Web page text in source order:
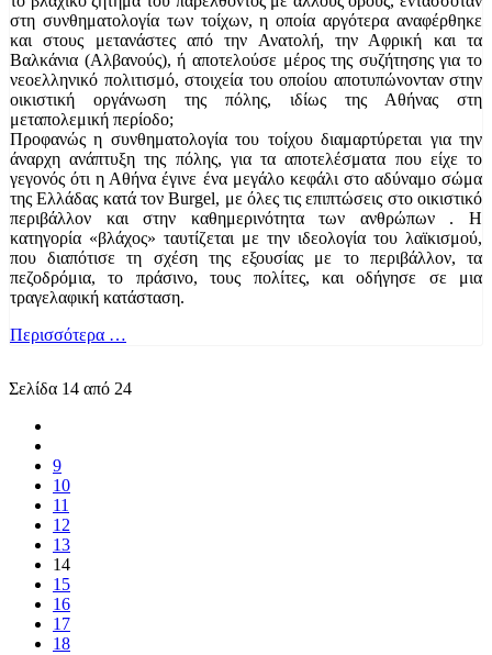
στη συνθηματολογία των τοίχων, η οποία αργότερα αναφέρθηκε
και στους μετανάστες από την Ανατολή, την Αφρική και τα
Βαλκάνια (Αλβανούς), ή αποτελούσε μέρος της συζήτησης για το
νεοελληνικό πολιτισμό, στοιχεία του οποίου αποτυπώνονταν στην
οικιστική οργάνωση της πόλης, ιδίως της Αθήνας στη
μεταπολεμική περίοδο;
Προφανώς η συνθηματολογία του τοίχου διαμαρτύρεται για την
άναρχη ανάπτυξη της πόλης, για τα αποτελέσματα που είχε το
γεγονός ότι η Αθήνα έγινε ένα μεγάλο κεφάλι στο αδύναμο σώμα
της Ελλάδας κατά τον Burgel, με όλες τις επιπτώσεις στο οικιστικό
περιβάλλον και στην καθημερινότητα των ανθρώπων . Η
κατηγορία «βλάχος» ταυτίζεται με την ιδεολογία του λαϊκισμού,
που διαπότισε τη σχέση της εξουσίας με το περιβάλλον, τα
πεζοδρόμια, το πράσινο, τους πολίτες, και οδήγησε σε μια
τραγελαφική κατάσταση.
Περισσότερα …
Σελίδα 14 από 24
9
10
11
12
13
14
15
16
17
18